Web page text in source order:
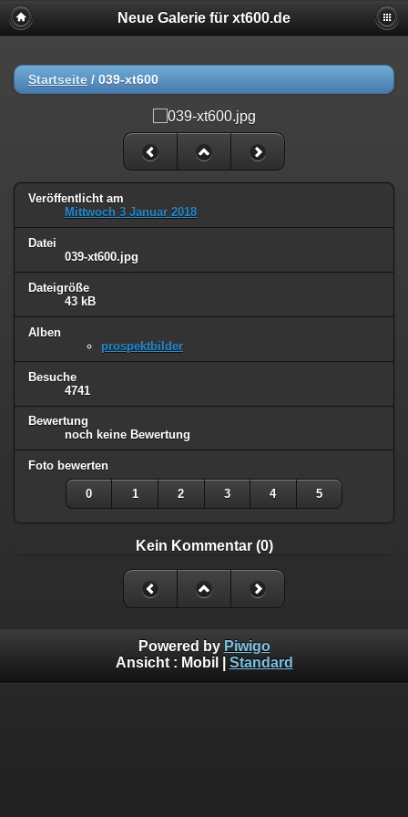
Neue Galerie für xt600.de
Startseite / 039-xt600
Veröffentlicht am
Mittwoch 3 Januar 2018
Datei
039-xt600.jpg
Dateigröße
43 kB
Alben
prospektbilder
Besuche
4741
Bewertung
noch keine Bewertung
Foto bewerten
0 1 2 3 4 5
Kein Kommentar (0)
Powered by Piwigo
Ansicht : Mobil Standard